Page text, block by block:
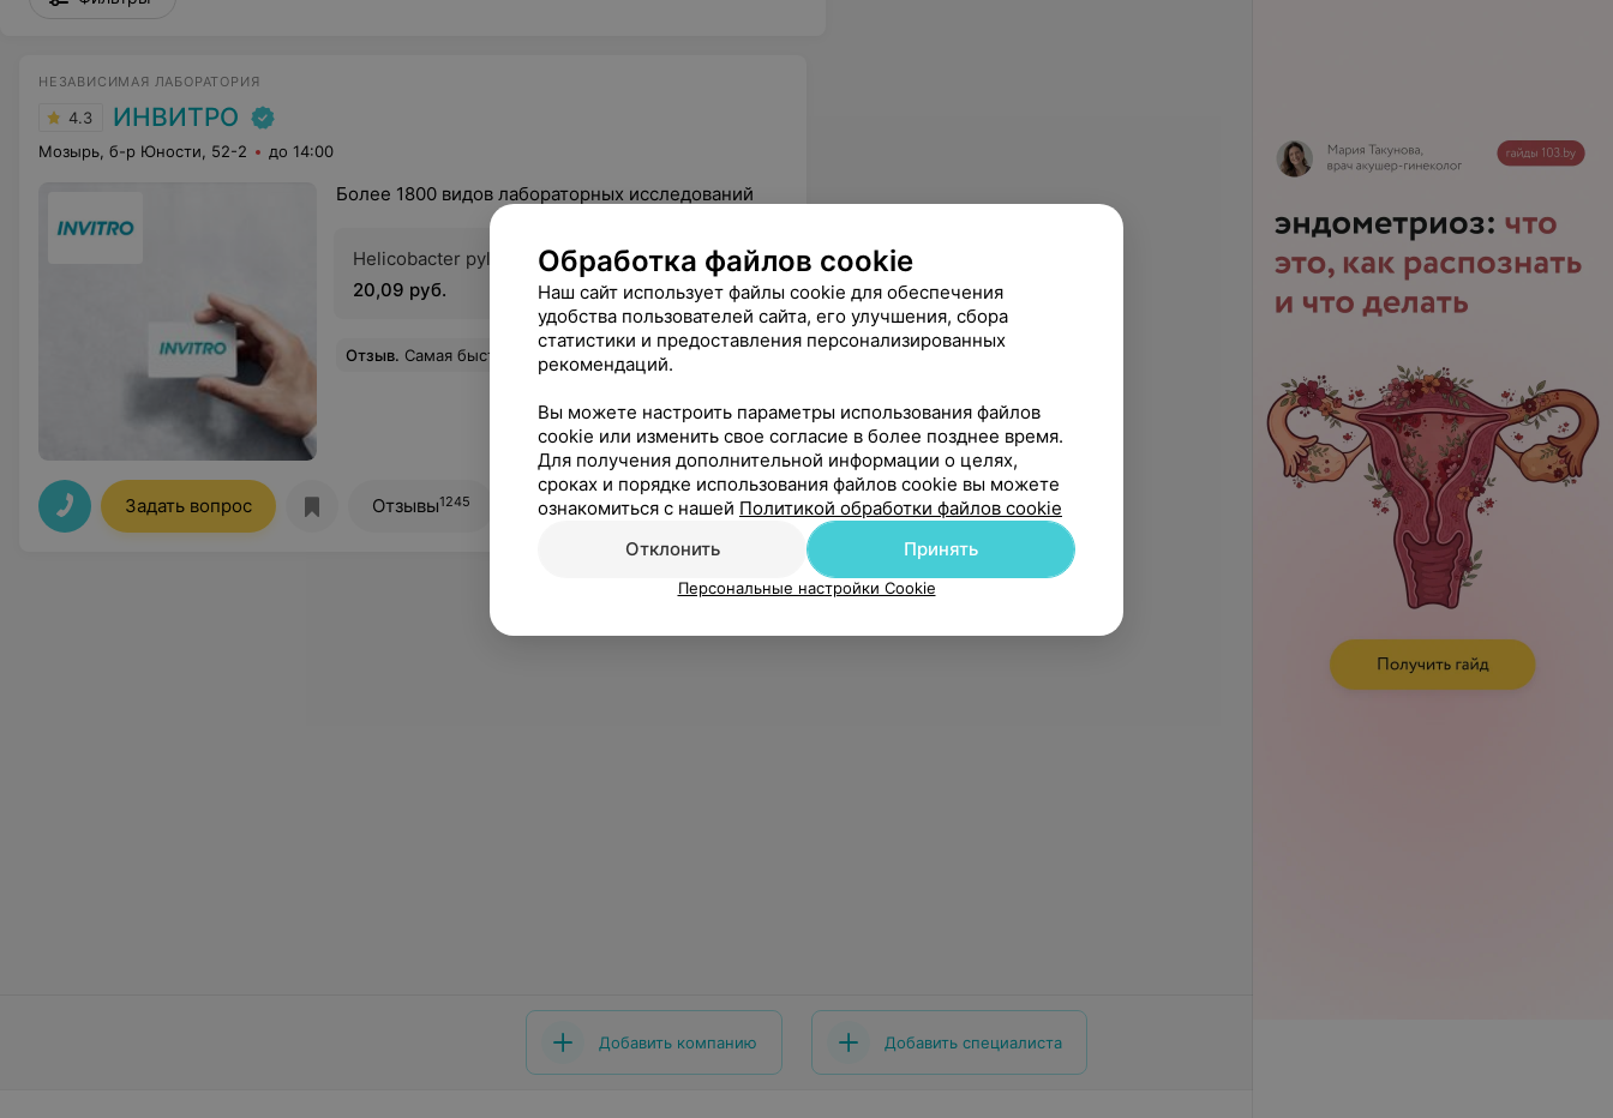
НЕЗАВИСИМАЯ ЛАБОРАТОРИЯ
4.3 ИНВИТРО
Мозырь, б-р Юности, 52-2 до 14:00
Более 1800 видов лабораторных исследований
Helicobacter pylori IgA
20,09 руб.
Helicobacter pylori IgG
14,93 руб.
26,36 руб.
Все цены
Отзыв. Самая быстрая и качественная лаборатория! Результаты чётко, приходят на телефон. Кровь берут безболезненно!
Задать вопрос Отзывы1245 Все адреса
Добавить компанию Добавить специалиста
Обработка файлов cookie
Наш сайт использует файлы cookie для обеспечения
удобства пользователей сайта, его улучшения, сбора
статистики и предоставления персонализированных
рекомендаций.
Вы можете настроить параметры использования файлов
cookie или изменить свое согласие в более позднее время.
Для получения дополнительной информации о целях,
сроках и порядке использования файлов cookie вы можете
ознакомиться с нашей Политикой обработки файлов cookie
Отклонить
Принять
Персональные настройки Cookie